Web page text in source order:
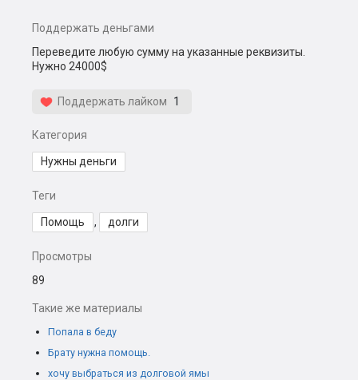
Поддержать деньгами
Переведите любую сумму на указанные реквизиты.
Нужно 24000$
Поддержать лайком 1
Категория
Нужны деньги
Теги
Помощь , долги
Просмотры
89
Такие же материалы
Попала в беду
Брату нужна помощь.
хочу выбраться из долговой ямы